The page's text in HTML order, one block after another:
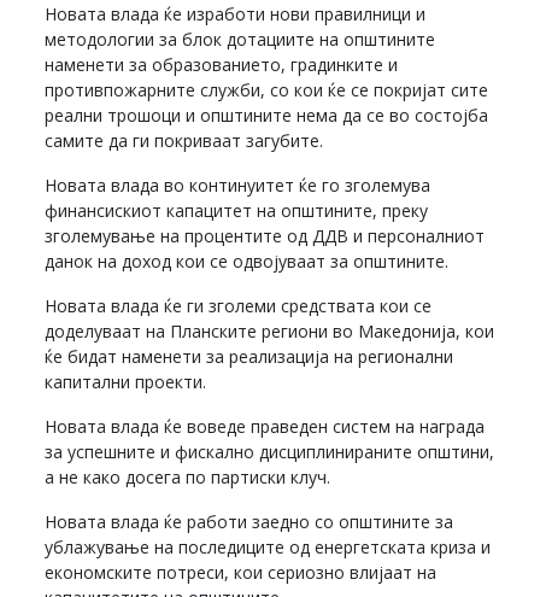
Новата влада ќе изработи нови правилници и
методологии за блок дотациите на општините
наменети за образованието, градинките и
противпожарните служби, со кои ќе се покријат сите
реални трошоци и општините нема да се во состојба
самите да ги покриваат загубите.
Новата влада во континуитет ќе го зголемува
финансискиот капацитет на општините, преку
зголемување на процентите од ДДВ и персоналниот
данок на доход кои се одвојуваат за општините.
Новата влада ќе ги зголеми средствата кои се
доделуваат на Планските региони во Македонија, кои
ќе бидат наменети за реализација на регионални
капитални проекти.
Новата влада ќе воведе праведен систем на награда
за успешните и фискално дисциплинираните општини,
а не како досега по партиски клуч.
Новата влада ќе работи заедно со општините за
ублажување на последиците од енергетската криза и
економските потреси, кои сериозно влијаат на